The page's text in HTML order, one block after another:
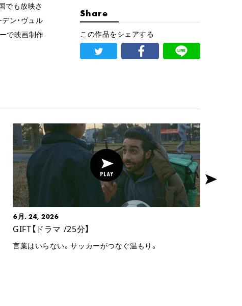
でも放映さ
ン・ヴュル
で映画制作
Share
この作品をシェアする
6月. 24, 2026
GIFT【ドラマ /25分】
言葉はいらない。サッカーがつなぐ温もり。